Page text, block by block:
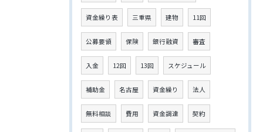
資金繰り表 三重県 建物 11回
公募要領 保険 銀行融資 審査
入金 12回 13回 スケジュール
補助金 名古屋 資金繰り 法人
無料相談 費用 資金調達 契約